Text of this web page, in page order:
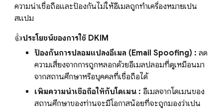
ความน่าเชื่อถือและป้องกันไม่ให้อีเมลถูกทำเครื่องหมายเป็น
สแปม
👍ประโยชน์ของการใช้ DKIM
ป้องกันการปลอมแปลงอีเมล (Email Spoofing) :ลด
ความเสี่ยงจากการถูกหลอกด้วยอีเมลปลอมที่ดูเหมือนมา
จากสถานศึกษาหรือบุคคลที่เชื่อถือได้
เพิ่มความน่าเชื่อถือให้กับโดเมน : อีเมลจากโดเมนของ
สถานศึกษาของท่านจะมีโอกาสน้อยที่จะถูกมองว่าเป็น